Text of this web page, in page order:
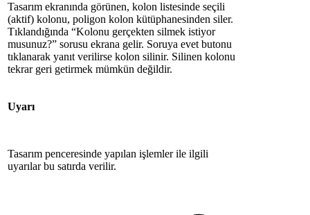
Tasarım ekranında görünen, kolon listesinde seçili
(aktif) kolonu, poligon kolon kütüphanesinden siler.
Tıklandığında “Kolonu gerçekten silmek istiyor
musunuz?” sorusu ekrana gelir. Soruya evet butonu
tıklanarak yanıt verilirse kolon silinir. Silinen kolonu
tekrar geri getirmek mümkün değildir.
Uyarı
Tasarım penceresinde yapılan işlemler ile ilgili
uyarılar bu satırda verilir.